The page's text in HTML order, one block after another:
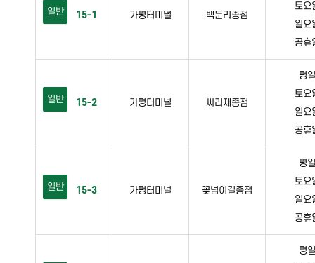
일반 15-1 가평터미널 백둔리종점
토
일
공
일반 15-2 가평터미널 싸리재종점
평
토
일
공
일반 15-3 가평터미널 꽃넘이길종점
평
토
일
공
평